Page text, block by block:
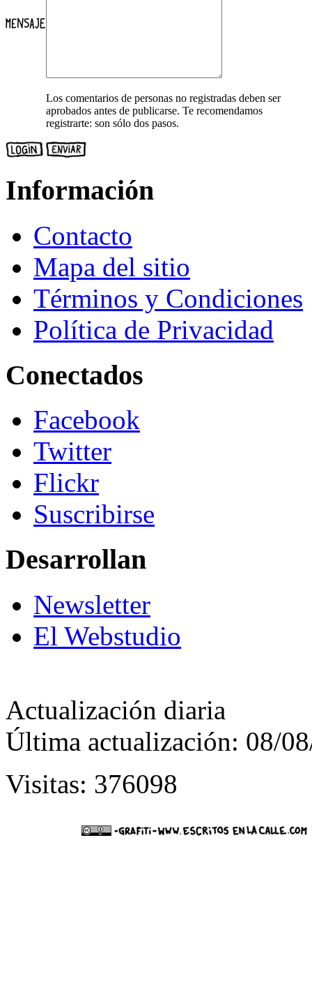
Los comentarios de personas no registradas deben ser
aprobados antes de publicarse. Te recomendamos
registrarte: son sólo dos pasos.
Información
Contacto
Mapa del sitio
Términos y Condiciones
Política de Privacidad
Conectados
Facebook
Twitter
Flickr
Suscribirse
Desarrollan
Newsletter
El Webstudio
Actualización diaria
Última actualización: 08/
Visitas: 376098